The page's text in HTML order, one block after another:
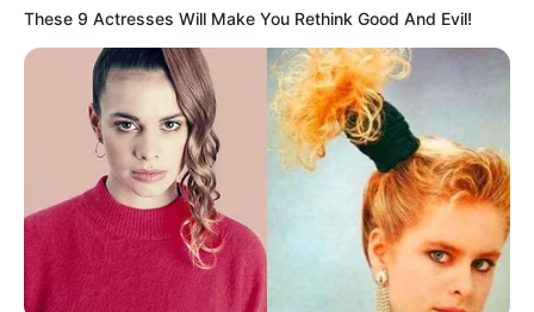
0 0
These 9 Actresses Will Make You Rethink Good And Evil!